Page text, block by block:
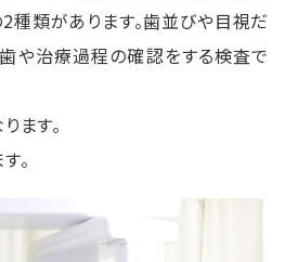
種類があります。歯並びや⽬視だ
や治療過程の確認をする検査で
ます。
。